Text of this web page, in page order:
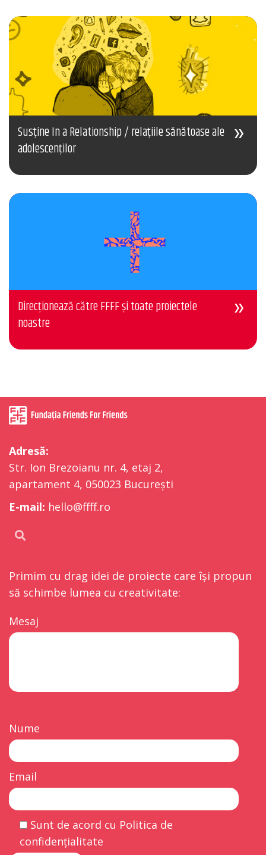
Susține In a Relationship / relațiile sănătoase ale
adolescenților
Direcționează către FFFF și toate proiectele
noastre
Adresă:
Str. Ion Brezoianu nr. 4, etaj 2,
apartament 4, 050023 București
E-mail: hello@ffff.ro
Primim cu drag idei de proiecte care își propun
să schimbe lumea cu creativitate:
Mesaj
Nume
Email
Sunt de acord cu Politica de
confidențialitate